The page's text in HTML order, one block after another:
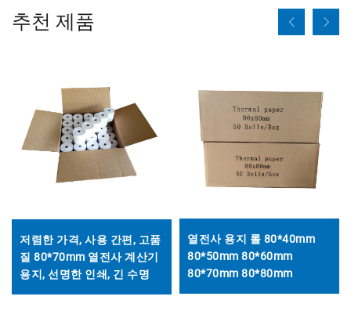
추천 제품
저렴한 가격, 사용 간편, 고품
질 80*70mm 열전사 계산기
용지, 선명한 인쇄, 긴 수명
열전사 용지 롤 80*40mm
80*50mm 80*60mm
80*70mm 80*80mm